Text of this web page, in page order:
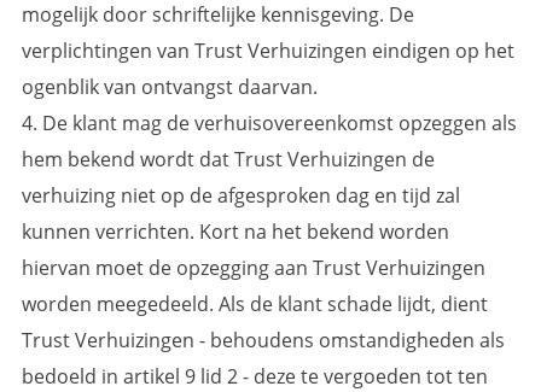
mogelijk door schriftelijke kennisgeving. De
verplichtingen van Trust Verhuizingen eindigen op het
ogenblik van ontvangst daarvan.
4. De klant mag de verhuisovereenkomst opzeggen als
hem bekend wordt dat Trust Verhuizingen de
verhuizing niet op de afgesproken dag en tijd zal
kunnen verrichten. Kort na het bekend worden
hiervan moet de opzegging aan Trust Verhuizingen
worden meegedeeld. Als de klant schade lijdt, dient
Trust Verhuizingen - behoudens omstandigheden als
bedoeld in artikel 9 lid 2 - deze te vergoeden tot ten